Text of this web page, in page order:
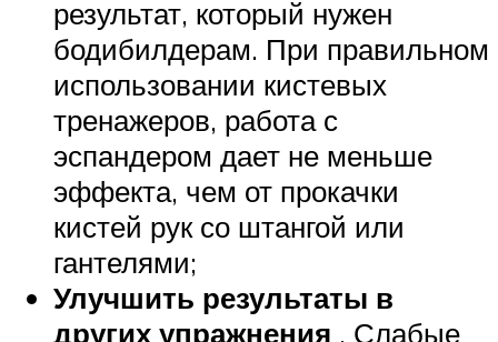
результат, который нужен
бодибилдерам. При правильном
использовании кистевых
тренажеров, работа с
эспандером дает не меньше
эффекта, чем от прокачки
кистей рук со штангой или
гантелями;
Улучшить результаты в
других упражнения . Слабые